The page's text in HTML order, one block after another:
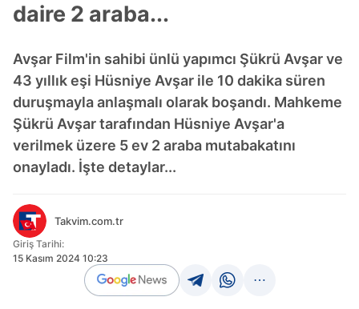
daire 2 araba...
Avşar Film'in sahibi ünlü yapımcı Şükrü Avşar ve
43 yıllık eşi Hüsniye Avşar ile 10 dakika süren
duruşmayla anlaşmalı olarak boşandı. Mahkeme
Şükrü Avşar tarafından Hüsniye Avşar'a
verilmek üzere 5 ev 2 araba mutabakatını
onayladı. İşte detaylar...
Takvim.com.tr
Giriş Tarihi:
15 Kasım 2024 10:23